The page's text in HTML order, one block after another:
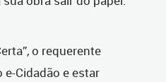
o requerente
Cidadão e estar